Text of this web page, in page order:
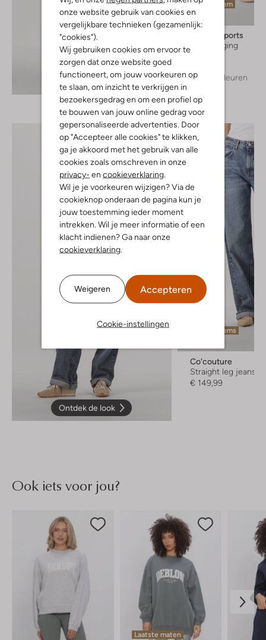
onze website gebruik van cookies en
vergelijkbare technieken (gezamenlijk:
"cookies").
Wij gebruiken cookies om ervoor te
zorgen dat onze website goed
functioneert, om jouw voorkeuren op
te slaan, om inzicht te verkrijgen in
bezoekersgedrag en om een profiel op
te bouwen van jouw online gedrag voor
gepersonaliseerde advertenties. Door
op "Accepteer alle cookies" te klikken,
ga je akkoord met het gebruik van alle
cookies zoals omschreven in onze
privacy- en cookieverklaring
Wil je je voorkeuren wijzigen? Via de
cookieknop onderaan de pagina kun je
jouw toestemming ieder moment
intrekken. Wil je meer informatie of een
klacht indienen? Ga naar onze
cookieverklaring
Weigeren Accepteren
Cookie-instellingen
Ontdek de look
Laatste item
Deblon Sports
Sportlegging
+ meer kleuren
Ontdek de look
Laatste items
Co'couture
Straight leg jeans
€ 149,99
Ook iets voor jou?
Laatste maten